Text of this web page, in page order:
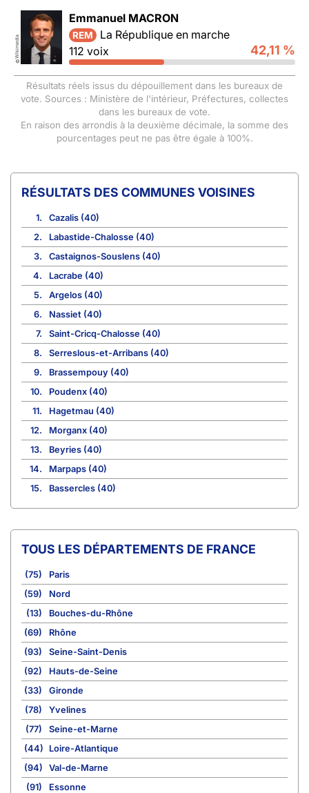
©
Wikimedia
Emmanuel MACRON
REM
La République en marche
112 voix
42,11 %
Résultats réels issus du dépouillement dans les bureaux de
vote. Sources : Ministère de l'intérieur, Préfectures, collectes
dans les bureaux de vote.
En raison des arrondis à la deuxième décimale, la somme des
pourcentages peut ne pas être égale à 100%.
COMMUNES VOISINES
1.
Cazalis (40)
2.
Labastide-Chalosse (40)
3.
Castaignos-Souslens (40)
4.
Lacrabe (40)
5.
Argelos (40)
6.
Nassiet (40)
7.
Saint-Cricq-Chalosse (40)
8.
Serreslous-et-Arribans (40)
9.
Brassempouy (40)
10.
Poudenx (40)
11.
Hagetmau (40)
12.
Morganx (40)
13.
Beyries (40)
14.
Marpaps (40)
15.
Bassercles (40)
TOUS LES DÉPARTEMENTS DE FRANCE
(75)
Paris
(59)
Nord
(13)
Bouches-du-Rhône
(69)
Rhône
(93)
Seine-Saint-Denis
(92)
Hauts-de-Seine
(33)
Gironde
(78)
Yvelines
(77)
Seine-et-Marne
(44)
Loire-Atlantique
(94)
Val-de-Marne
(91)
Essonne